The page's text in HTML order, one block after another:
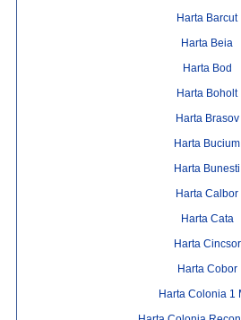
Harta Barcut
Harta Beia
Harta Bod
Harta Boholt
Harta Brasov
Harta Bucium
Harta Bunesti
Harta Calbor
Harta Cata
Harta Cincsor
Harta Cobor
Harta Colonia 1